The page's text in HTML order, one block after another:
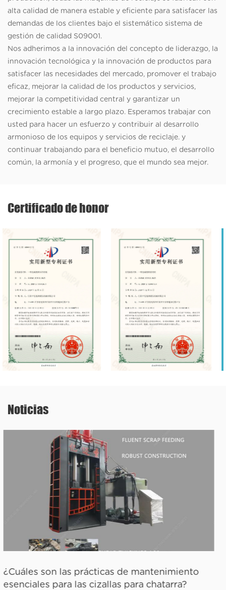
alta calidad de manera estable y eficiente para satisfacer las
demandas de los clientes bajo el sistemático sistema de
gestión de calidad S09001.
Nos adherimos a la innovación del concepto de liderazgo, la
innovación tecnológica y la innovación de productos para
satisfacer las necesidades del mercado, promover el trabajo
eficaz, mejorar la calidad de los productos y servicios,
mejorar la competitividad central y garantizar un
crecimiento estable a largo plazo. Esperamos trabajar con
usted para hacer un esfuerzo y contribuir al desarrollo
armonioso de los equipos y servicios de reciclaje. y
continuar trabajando para el beneficio mutuo, el desarrollo
común, la armonía y el progreso, que el mundo sea mejor.
Certificado de honor
Noticias
¿Cómo funciona una máquina
virutas de chatarra?